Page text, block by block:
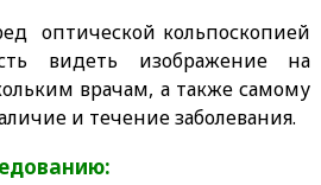
оптической кольпоскопией
видеть изображение на
врачам, а также самому
и течение заболевания.